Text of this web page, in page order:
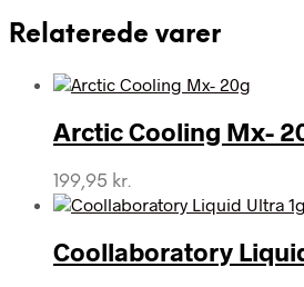
Relaterede varer
Arctic Cooling Mx-
199,95 kr.
Coollaboratory